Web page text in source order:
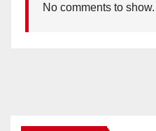
No comments to show.